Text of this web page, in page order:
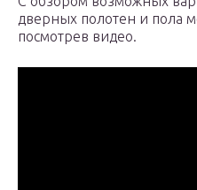
дверных полотен и пола
посмотрев видео.